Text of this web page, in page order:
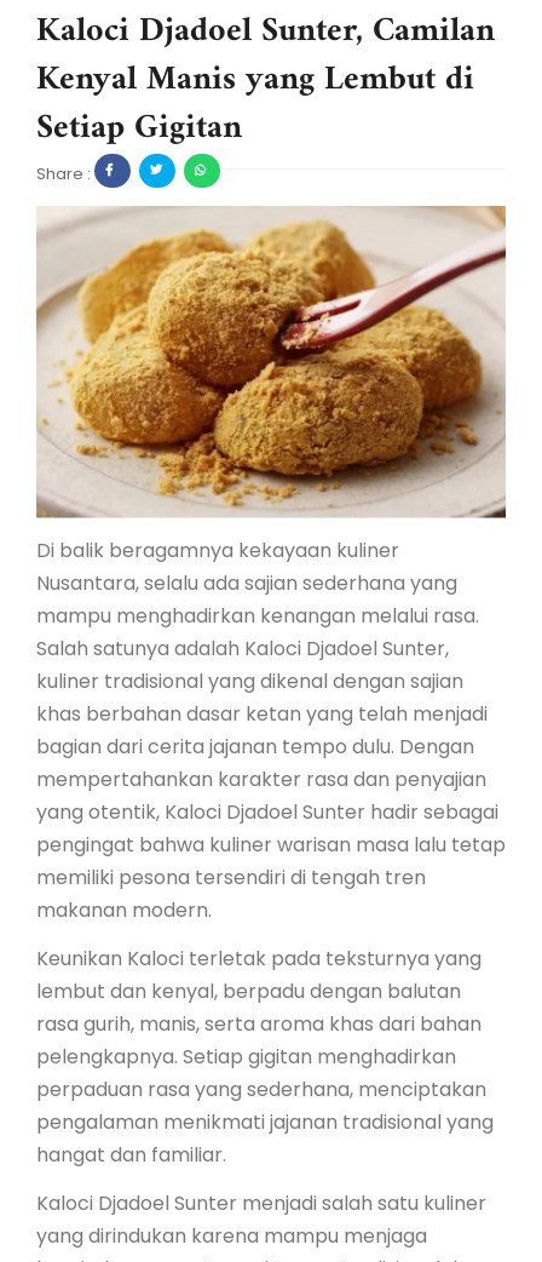
Kaloci Djadoel Sunter, Camilan
Kenyal Manis yang Lembut di
Setiap Gigitan
Share :
Di balik beragamnya kekayaan kuliner
Nusantara, selalu ada sajian sederhana yang
mampu menghadirkan kenangan melalui rasa.
Salah satunya adalah Kaloci Djadoel Sunter,
kuliner tradisional yang dikenal dengan sajian
khas berbahan dasar ketan yang telah menjadi
bagian dari cerita jajanan tempo dulu. Dengan
mempertahankan karakter rasa dan penyajian
yang otentik, Kaloci Djadoel Sunter hadir sebagai
pengingat bahwa kuliner warisan masa lalu tetap
memiliki pesona tersendiri di tengah tren
makanan modern.
Keunikan Kaloci terletak pada teksturnya yang
lembut dan kenyal, berpadu dengan balutan
rasa gurih, manis, serta aroma khas dari bahan
pelengkapnya. Setiap gigitan menghadirkan
perpaduan rasa yang sederhana, menciptakan
pengalaman menikmati jajanan tradisional yang
hangat dan familiar.
Kaloci Djadoel Sunter menjadi salah satu kuliner
yang dirindukan karena mampu menjaga